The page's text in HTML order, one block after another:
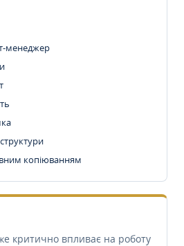
менеджер
копіюванням
критично впливає на роботу